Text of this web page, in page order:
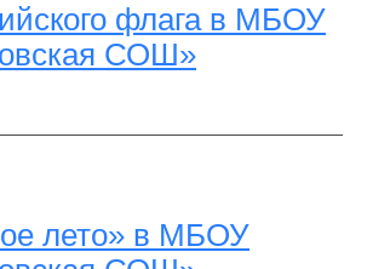
флага в МБОУ
СОШ»
лето» в МБОУ